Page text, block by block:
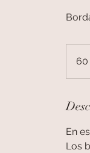
En
Los